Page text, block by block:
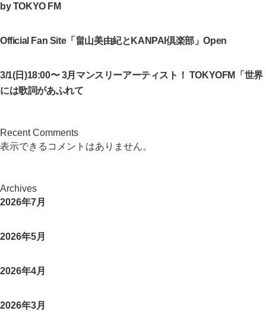
by TOKYO FM
Official Fan Site「畠山美由紀とKANPAI倶楽部」Open
3/1(日)18:00〜 3月マンスリーアーティスト！ TOKYOFM「世界
には歌詞があふれて
Recent Comments
表示できるコメントはありません。
Archives
2026年7月
2026年5月
2026年4月
2026年3月